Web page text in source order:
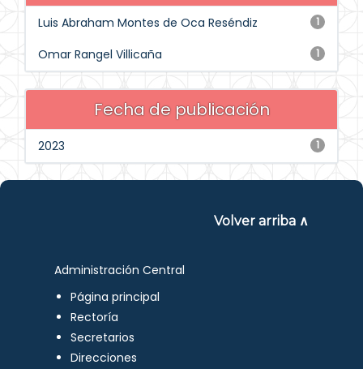
1
Luis Abraham Montes de Oca Reséndiz
1
Omar Rangel Villicaña
Fecha de publicación
1
2023
Volver arriba ∧
Administración Central
Página principal
Rectoría
Secretarios
Direcciones